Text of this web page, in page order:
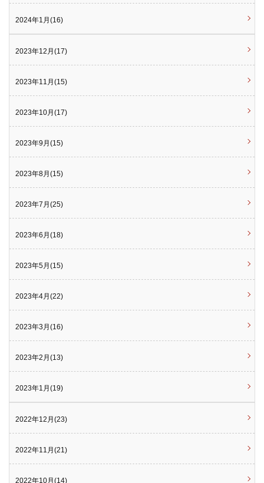
2024年1月(16)
2023年12月(17)
2023年11月(15)
2023年10月(17)
2023年9月(15)
2023年8月(15)
2023年7月(25)
2023年6月(18)
2023年5月(15)
2023年4月(22)
2023年3月(16)
2023年2月(13)
2023年1月(19)
2022年12月(23)
2022年11月(21)
2022年10月(14)